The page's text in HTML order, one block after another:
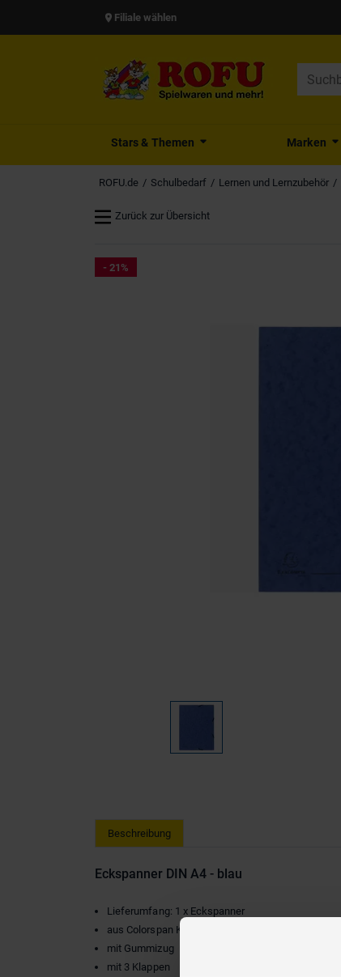
Filiale wählen
Stars & Themen Marken
ROFU.de Schulbedarf Lernen und Lernzubehör
Zurück zur Übersicht
- 21%
Beschreibung
Eckspanner DIN A4 - blau
Lieferumfang: 1 x Eckspanner
aus Colorspan Karton
mit Gummizug
mit 3 Klappen